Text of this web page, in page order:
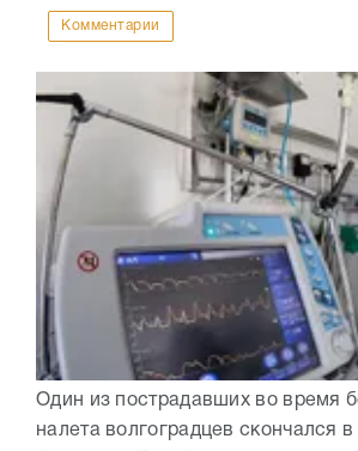
Комментарии
Один из пострадавших во время
налета волгоградцев скончался